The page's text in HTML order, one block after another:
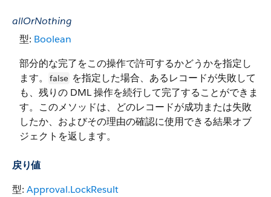
allOrNothing
型: Boolean
部分的な完了をこの操作で許可するかどうかを指定し
ます。
false を指定した場合、あるレコードが失敗して
も、残りの DML 操作を続行して完了することができま
す。このメソッドは、どのレコードが成功または失敗
したか、およびその理由の確認に使用できる結果オブ
ジェクトを返します。
戻り値
型: Approval.LockResult